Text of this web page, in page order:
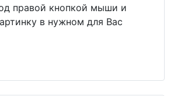
правой кнопкой мыши и
в нужном для Вас